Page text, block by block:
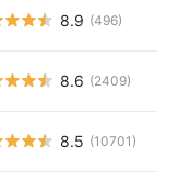
8.9 (496)
8.6 (2409)
8.5 (10701)